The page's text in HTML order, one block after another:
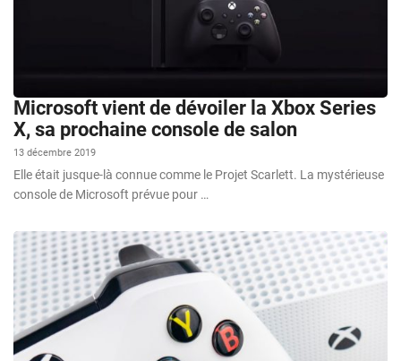
Microsoft vient de dévoiler la Xbox Series
X, sa prochaine console de salon
13 décembre 2019
Elle était jusque-là connue comme le Projet Scarlett. La mystérieuse
console de Microsoft prévue pour …